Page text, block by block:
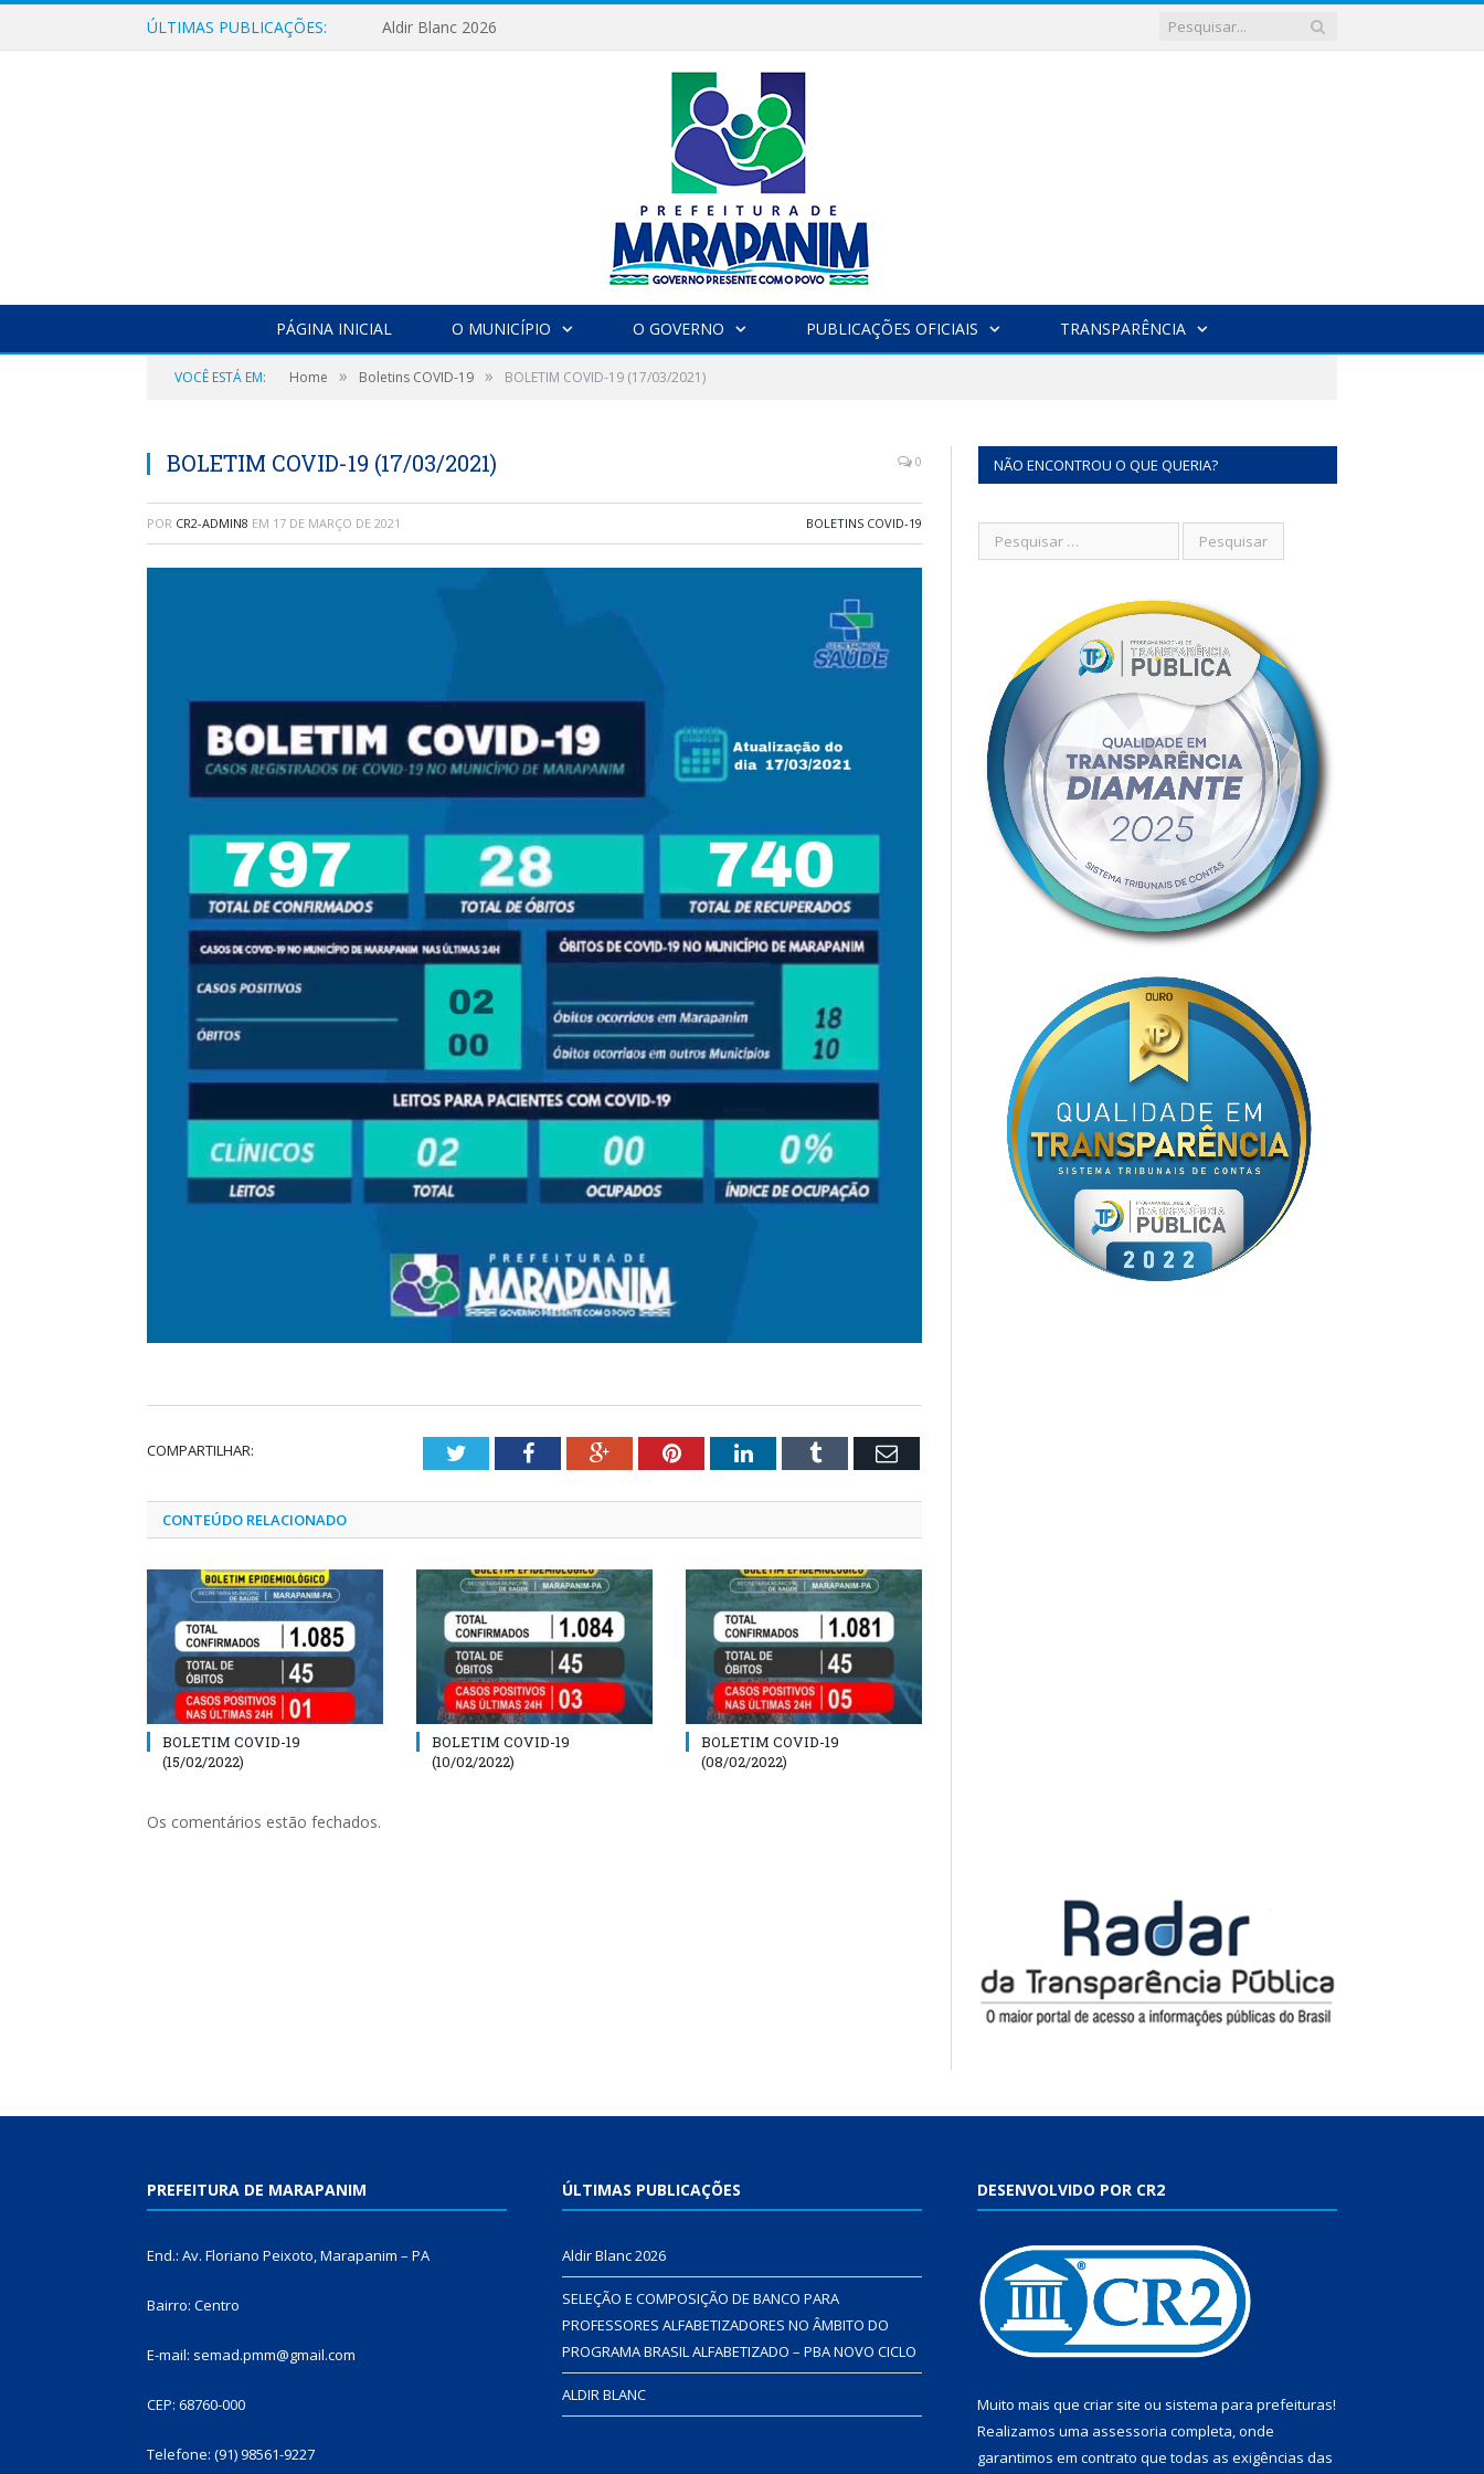
ÚLTIMAS PUBLICAÇÕES: Aldir Blanc 2026
PÁGINA INICIAL O MUNICÍPIO O GOVERNO PUBLICAÇÕES OFICIAIS TRANSPARÊNCIA
VOCÊ ESTÁ EM: Home » Boletins COVID-19 » BOLETIM COVID-19 (17/03/2021)
BOLETIM COVID-19 (17/03/2021) 0
POR CR2-ADMIN8 EM 17 DE MARÇO DE 2021 BOLETINS COVID-19
COMPARTILHAR: TwitterFacebookGoogle+PinterestLinkedInTumblr Email
CONTEÚDO RELACIONADO
BOLETIM COVID-19
(15/02/2022)
BOLETIM COVID-19
(10/02/2022)
BOLETIM COVID-19
(08/02/2022)
Os comentários estão fechados.
NÃO ENCONTROU O QUE QUERIA?
PREFEITURA DE MARAPANIM
End.: Av. Floriano Peixoto, Marapanim – PA
Bairro: Centro
E-mail: semad.pmm@gmail.com
CEP: 68760-000
Telefone: (91) 98561-9227
ÚLTIMAS PUBLICAÇÕES
Aldir Blanc 2026
SELEÇÃO E COMPOSIÇÃO DE BANCO PARA
PROFESSORES ALFABETIZADORES NO ÂMBITO DO
PROGRAMA BRASIL ALFABETIZADO – PBA NOVO CICLO
ALDIR BLANC
DESENVOLVIDO POR CR2
Muito mais que criar site ou sistema para prefeituras!
Realizamos uma assessoria completa, onde
garantimos em contrato que todas as exigências das